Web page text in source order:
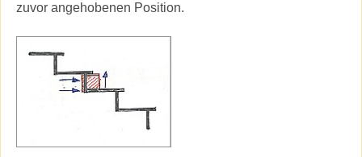
zuvor angehobenen Position.